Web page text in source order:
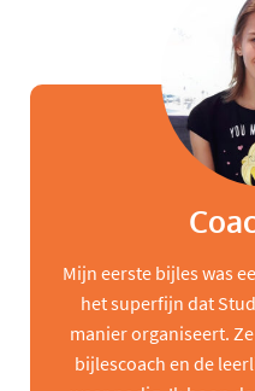
Mijn eerste bijles was
het superfijn dat
manier organiseert.
bijlescoach en de